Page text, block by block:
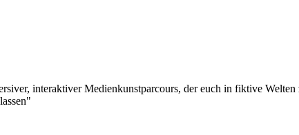
interaktiver Medienkunstparcours, der euch in fiktive